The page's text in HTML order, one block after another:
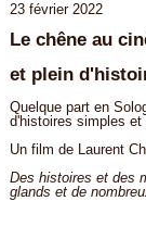
23 février 2022
Le chêne au
et plein
Quelque part en
d'histoires simples et
Un film de Laurent
Des histoires et des
glands et de